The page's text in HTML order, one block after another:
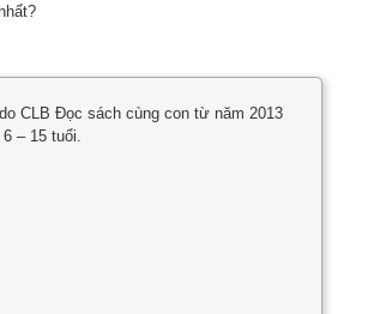
CLB Đọc sách cùng con từ năm 2013
– 15 tuổi.